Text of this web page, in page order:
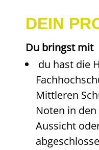
DEIN
Du bringst mit
du hast die
Mittleren
Noten in
Aussicht